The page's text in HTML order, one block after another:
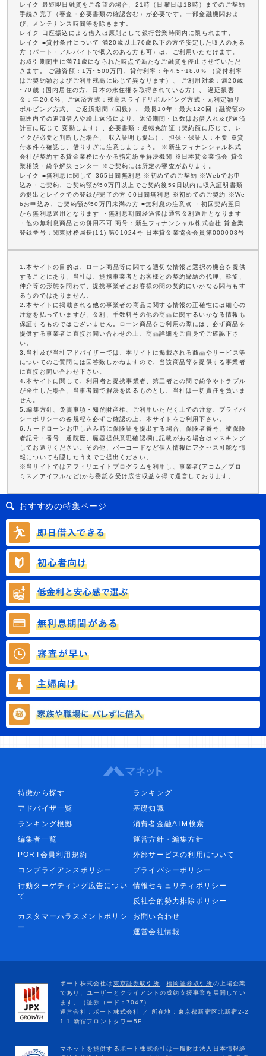
レイク 最短即日融資をご希望の場合、21時（日曜日は18時）までのご契約
手続き完了（審査・必要書類の確認含む）が必要です。一部金融機関およ
び、メンテナンス時間等を除きます。
レイク 口座振込による借入は原則として銀行営業時間内に限られます。
レイク ■貸付条件について 満20歳以上70歳以下の方で安定した収入のある
方（パート・アルバイトで収入のある方も可）は、ご利用いただけます。
お取引期間中に満71歳になられた時点で新たなご融資を停止させていただ
きます。 ご融資額：1万~500万円、貸付利率：年4.5~18.0% （貸付利率
はご契約額およびご利用残高に応じて異なります）、 ご利用対象：満20歳
~70歳（国内居住の方、日本の永住権を取得されている方）、 遅延損害
金：年20.0%、ご返済方式：残高スライドリボルビング方式・元利定額リ
ボルビング方式、 ご返済期間（回数）、 最長10年・最大120回（融資額の
範囲内での追加借入や繰上返済により、返済期間・回数はお借入れ及び返済
計画に応じて 変動します）、必要書類：運転免許証（契約額に応じて、レ
イクが必要と判断した場合、 収入証明も提出）、担保・保証人：不要 ※貸
付条件を確認し、借りすぎに注意しましょう。 ※新生フィナンシャル株式
会社が契約する貸金業務にかかる指定紛争解決機関 ※日本貸金業協会 貸金
業相談・紛争解決センター ※ご契約には所定の審査があります。
レイク ■無利息に関して 365日間無利息 ※初めてのご契約 ※Webでお申
込み・ご契約、ご契約額が50万円以上でご契約後59日以内に収入証明書類
の提出とレイクでの登録が完了の方 60日間無利息 ※初めてのご契約 ※We
bお申込み、ご契約額が50万円未満の方 ■無利息の注意点 ・初回契約翌日
から無利息適用となります ・無利息期間経過後は通常金利適用となります
・他の無利息商品との併用不可 商号：新生フィナンシャル株式会社 貸金業
登録番号：関東財務局長(11) 第01024号 日本貸金業協会会員第000003号
1.本サイトの目的は、ローン商品等に関する適切な情報と選択の機会を提供
することにあり、当社は、提携事業者とお客様との契約締結の代理、斡旋、
仲介等の形態を問わず、提携事業者とお客様の間の契約にいかなる関与もす
るものではありません。
2.本サイトに掲載される他の事業者の商品に関する情報の正確性には細心の
注意を払っていますが、金利、手数料その他の商品に関するいかなる情報も
保証するものではございません。ローン商品をご利用の際には、必ず商品を
提供する事業者に直接お問い合わせの上、商品詳細をご自身でご確認下さ
い。
3.当社及び当社アドバイザーでは、本サイトに掲載される商品やサービス等
についてのご質問には回答致しかねますので、当該商品等を提供する事業者
に直接お問い合わせ下さい。
4.本サイトに関して、利用者と提携事業者、第三者との間で紛争やトラブル
が発生した場合、当事者間で解決を図るものとし、当社は一切責任を負いま
せん。
5.編集方針、免責事項・知的財産権、ご利用いただく上での注意、プライバ
シーポリシーの各規程を必ずご確認の上、本サイトをご利用下さい。
6.カードローンお申し込み時に保険証を提出する場合、保険者番号、被保険
者記号・番号、通院歴、臓器提供意思確認欄に記載がある場合はマスキング
してお送りください。その他、バーコードなど個人情報にアクセス可能な情
報についても隠したうえでご提出ください。
※当サイトではアフィリエイトプログラムを利用し、事業者(アコム／プロ
ミス／アイフルなど)から委託を受け広告収益を得て運営しております。
おすすめの特集ページ
特徴から探す
ランキング
アドバイザ一覧
基礎知識
ランキング根拠
消費者金融ATM検索
編集者一覧
運営方針・編集方針
PORT会員利用規約
外部サービスの利用について
コンプライアンスポリシー
プライバシーポリシー
行動ターゲティング広告につい
て
情報セキュリティポリシー
反社会的勢力排除ポリシー
カスタマーハラスメントポリシ
ー
お問い合わせ
運営会社情報